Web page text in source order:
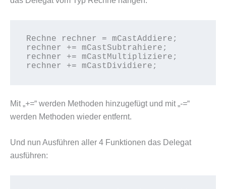
Rechne rechner = mCastAddiere;
rechner += mCastSubtrahiere;
rechner += mCastMultipliziere;
rechner += mCastDividiere;
Mit „+=“ werden Methoden hinzugefügt und mit „-=“
werden Methoden wieder entfernt.
Und nun Ausführen aller 4 Funktionen das Delegat
ausführen: